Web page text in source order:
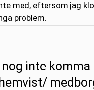
med, eftersom jag
problem.
nog inte